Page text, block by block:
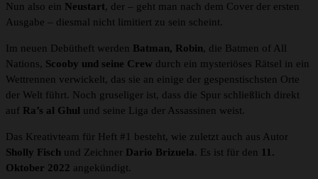
Nun also ein Neustart, der – geht man nach dem Cover der ersten
Ausgabe – diesmal nicht limitiert zu sein scheint.
Im neuen Debütheft werden Batman, Robin, die Batmen of All
Nations, Scooby und seine Crew durch ein mysteriöses Rätsel in ein
Wettrennen verwickelt, das sie an einige der gespenstischsten Orte
der Welt führt. Noch gruseliger ist, dass die Spur schließlich direkt
auf Ra’s al Ghul und seine Liga der Assassinen weist.
Das Kreativteam für Heft #1 besteht, wie zuletzt auch aus Autor
Sholly Fisch und Zeichner Dario Brizuela. Es ist für den 11.
Oktober 2022 angekündigt.